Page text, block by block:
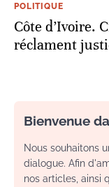
POLITIQUE
Côte d’Ivoire.
réclament
Bienvenue
Nous souhaitons
dialogue. Afin
nos articles, ainsi